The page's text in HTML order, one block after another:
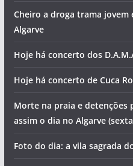
Cheiro a droga trama
Algarve
Hoje há concerto dos
Hoje há concerto de Cuca
Morte na praia e detenções
assim o dia no Algarve
Foto do dia: a vila sagrada